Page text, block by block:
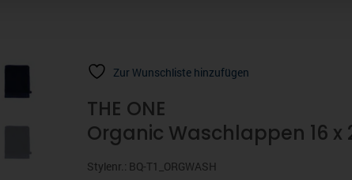
Zur Wunschliste hinzufügen
THE ONE
Organic Waschlappen 16 x
Stylenr.: BQ-T1_ORGWASH